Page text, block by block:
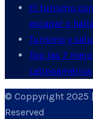
El turismo
escapar o
Turismo y
Top las 7
Latinoamérica
© Coppyright 2025 |
Reserved